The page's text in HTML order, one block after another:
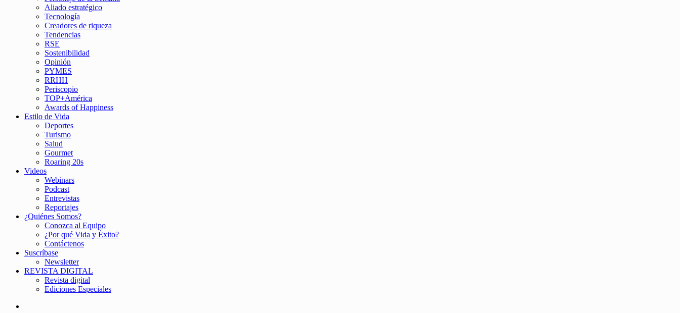
Aliado estratégico
Tecnología
Creadores de riqueza
Tendencias
RSE
Sostenibilidad
Opinión
PYMES
RRHH
Periscopio
TOP+América
Awards of Happiness
Estilo de Vida
Deportes
Turismo
Salud
Gourmet
Roaring 20s
Videos
Webinars
Podcast
Entrevistas
Reportajes
¿Quiénes Somos?
Conozca al Equipo
¿Por qué Vida y Éxito?
Contáctenos
Suscríbase
Newsletter
REVISTA DIGITAL
Revista digital
Ediciones Especiales